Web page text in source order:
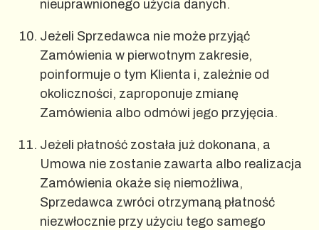
nieuprawnionego użycia danych.
Jeżeli Sprzedawca nie może przyjąć
Zamówienia w pierwotnym zakresie,
poinformuje o tym Klienta i, zależnie od
okoliczności, zaproponuje zmianę
Zamówienia albo odmówi jego przyjęcia.
Jeżeli płatność została już dokonana, a
Umowa nie zostanie zawarta albo realizacja
Zamówienia okaże się niemożliwa,
Sprzedawca zwróci otrzymaną płatność
niezwłocznie przy użyciu tego samego